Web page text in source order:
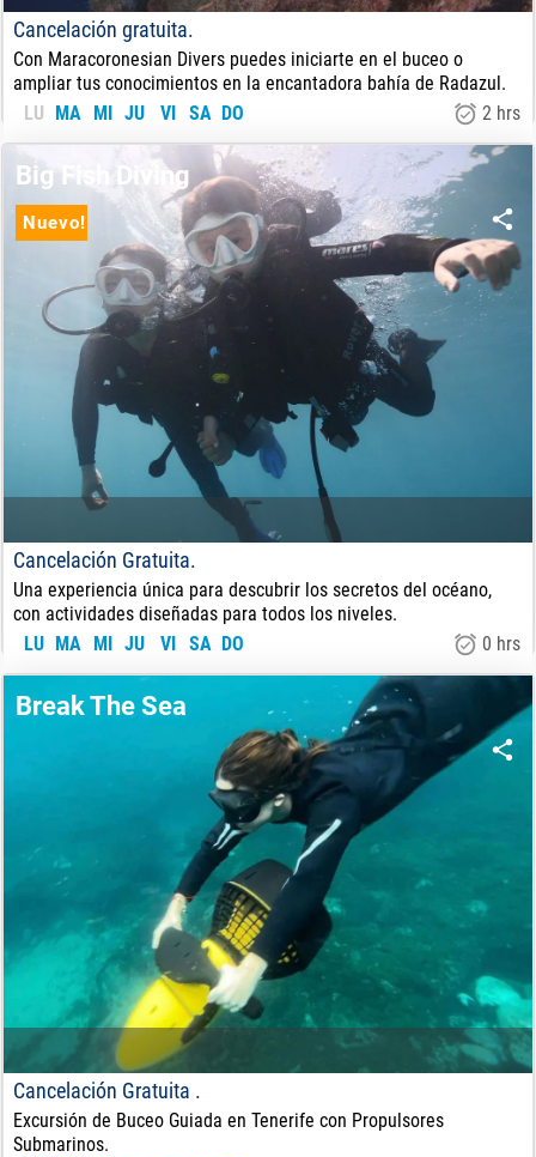
Cancelación gratuita.
Con Maracoronesian Divers puedes iniciarte en el buceo o
ampliar tus conocimientos en la encantadora bahía de Radazul.
LU MA MI JU VI SA DO 2 hrs
DE:33 €
Nuevo!
Big Fish Diving
Cancelación Gratuita.
Una experiencia única para descubrir los secretos del océano,
con actividades diseñadas para todos los niveles.
LU MA MI JU VI SA DO 0 hrs
Break The Sea
Cancelación Gratuita .
Excursión de Buceo Guiada en Tenerife con Propulsores
Submarinos.